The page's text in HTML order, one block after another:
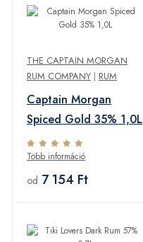
THE CAPTAIN MORGAN
RUM COMPANY | RUM
Captain Morgan
Spiced Gold 35% 1,0L
Több információ
od 7 154 Ft